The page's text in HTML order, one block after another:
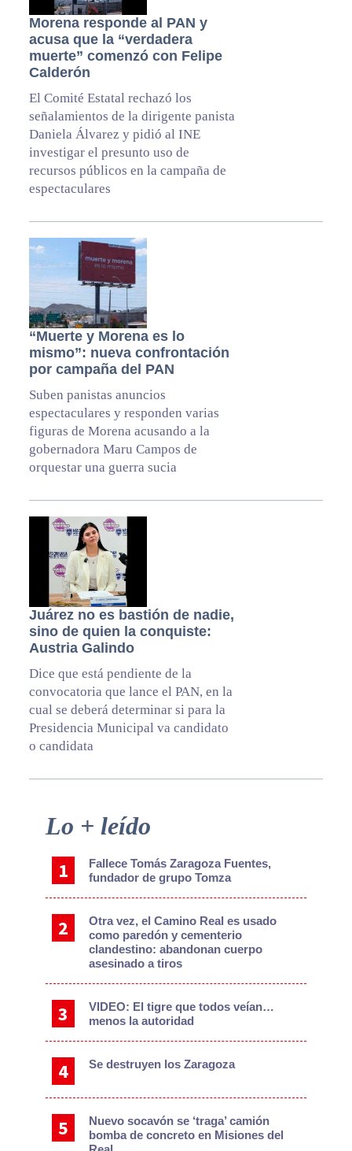
Morena responde al PAN y
acusa que la “verdadera
muerte” comenzó con Felipe
Calderón
El Comité Estatal rechazó los
señalamientos de la dirigente panista
Daniela Álvarez y pidió al INE
investigar el presunto uso de
recursos públicos en la campaña de
espectaculares
“Muerte y Morena es lo
mismo”: nueva confrontación
por campaña del PAN
Suben panistas anuncios
espectaculares y responden varias
figuras de Morena acusando a la
gobernadora Maru Campos de
orquestar una guerra sucia
Juárez no es bastión de nadie,
sino de quien la conquiste:
Austria Galindo
Dice que está pendiente de la
convocatoria que lance el PAN, en la
cual se deberá determinar si para la
Presidencia Municipal va candidato
o candidata
Primary
Lo + leído
Fallece Tomás Zaragoza Fuentes,
fundador de grupo Tomza
Otra vez, el Camino Real es usado
como paredón y cementerio
clandestino: abandonan cuerpo
asesinado a tiros
VIDEO: El tigre que todos veían…
menos la autoridad
Se destruyen los Zaragoza
Nuevo socavón se ‘traga’ camión
bomba de concreto en Misiones del